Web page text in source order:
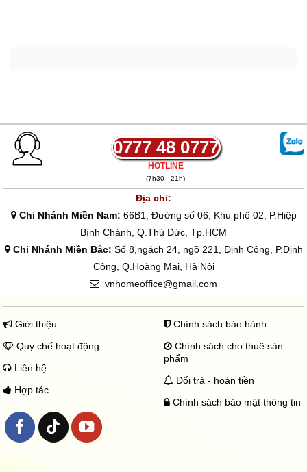
0777 48 0777
HOTLINE
(7h30 - 21h)
Địa chỉ:
Chi Nhánh Miền Nam: 66B1, Đường số 06, Khu phố 02, P.Hiệp
Bình Chánh, Q.Thủ Đức, Tp.HCM
Chi Nhánh Miền Bắc: Số 8,ngách 24, ngõ 221, Định Công, P.Định
Công, Q.Hoàng Mai, Hà Nội
vnhomeoffice@gmail.com
Giới thiệu
Quy chế hoạt động
Liên hệ
Hợp tác
Chính sách bảo hành
Chính sách cho thuê sản
phẩm
Đổi trả - hoàn tiền
Chính sách bảo mật thông tin